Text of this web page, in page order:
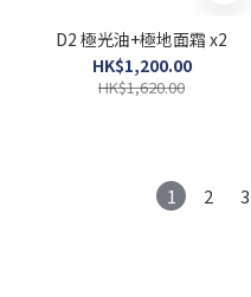
D2 極光油+極地面霜 x2
HK$1,200.00
HK$1,620.00
1 2 3